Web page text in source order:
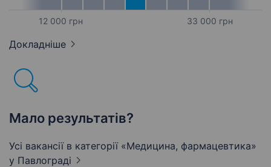
12 000 грн 33 000 грн
Докладніше
Мало результатів?
Усі вакансії в категорії «Медицина, фармацевтика»
у Павлограді